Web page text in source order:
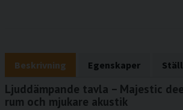
Beskrivning Egenskaper
Ljuddämpande tavla – Majestic
rum och mjukare akustik